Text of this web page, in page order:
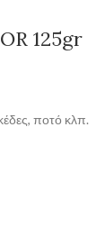
125gr
ποτό κλπ.